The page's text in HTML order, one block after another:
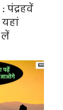
पंद्रहवें
लें